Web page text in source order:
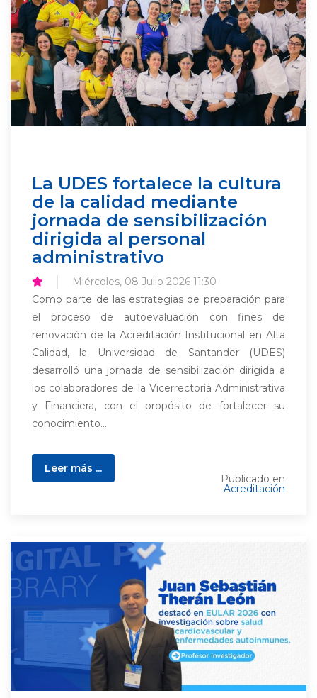
La UDES fortalece la cultura
de la calidad mediante
jornada de sensibilización
dirigida al personal
administrativo
Miércoles, 08 Julio 2026 11:30
Como parte de las estrategias de preparación para
el proceso de autoevaluación con fines de
renovación de la Acreditación Institucional en Alta
Calidad, la Universidad de Santander (UDES)
desarrolló una jornada de sensibilización dirigida a
los colaboradores de la Vicerrectoría Administrativa
y Financiera, con el propósito de fortalecer su
conocimiento...
Leer más ...
Publicado en
Acreditación